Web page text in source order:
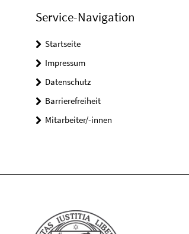
Service-Navigation
Startseite
Impressum
Datenschutz
Barrierefreiheit
Mitarbeiter/-innen